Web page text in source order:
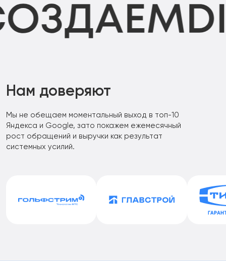
Нам доверяют
Мы не обещаем моментальный выход в топ-10
Яндекса и Google, зато покажем ежемесячный
рост обращений и выручки как результат
системных усилий.